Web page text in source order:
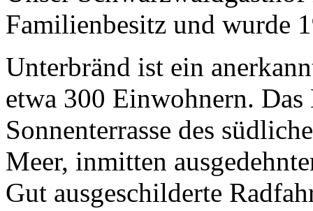
Familienbesitz und wurde
Unterbränd ist ein
etwa 300 Einwohnern.
Sonnenterrasse des
Meer, inmitten
Gut ausgeschilderte